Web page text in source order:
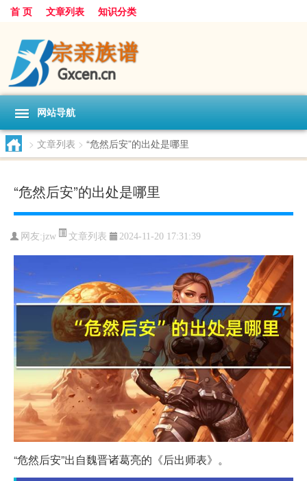
首 页 文章列表 知识分类
网站导航
> 文章列表 > “危然后安”的出处是哪里
“危然后安”的出处是哪里
网友:jzw 文章列表 2024-11-20 17:31:39
“危然后安”出自魏晋诸葛亮的《后出师表》。